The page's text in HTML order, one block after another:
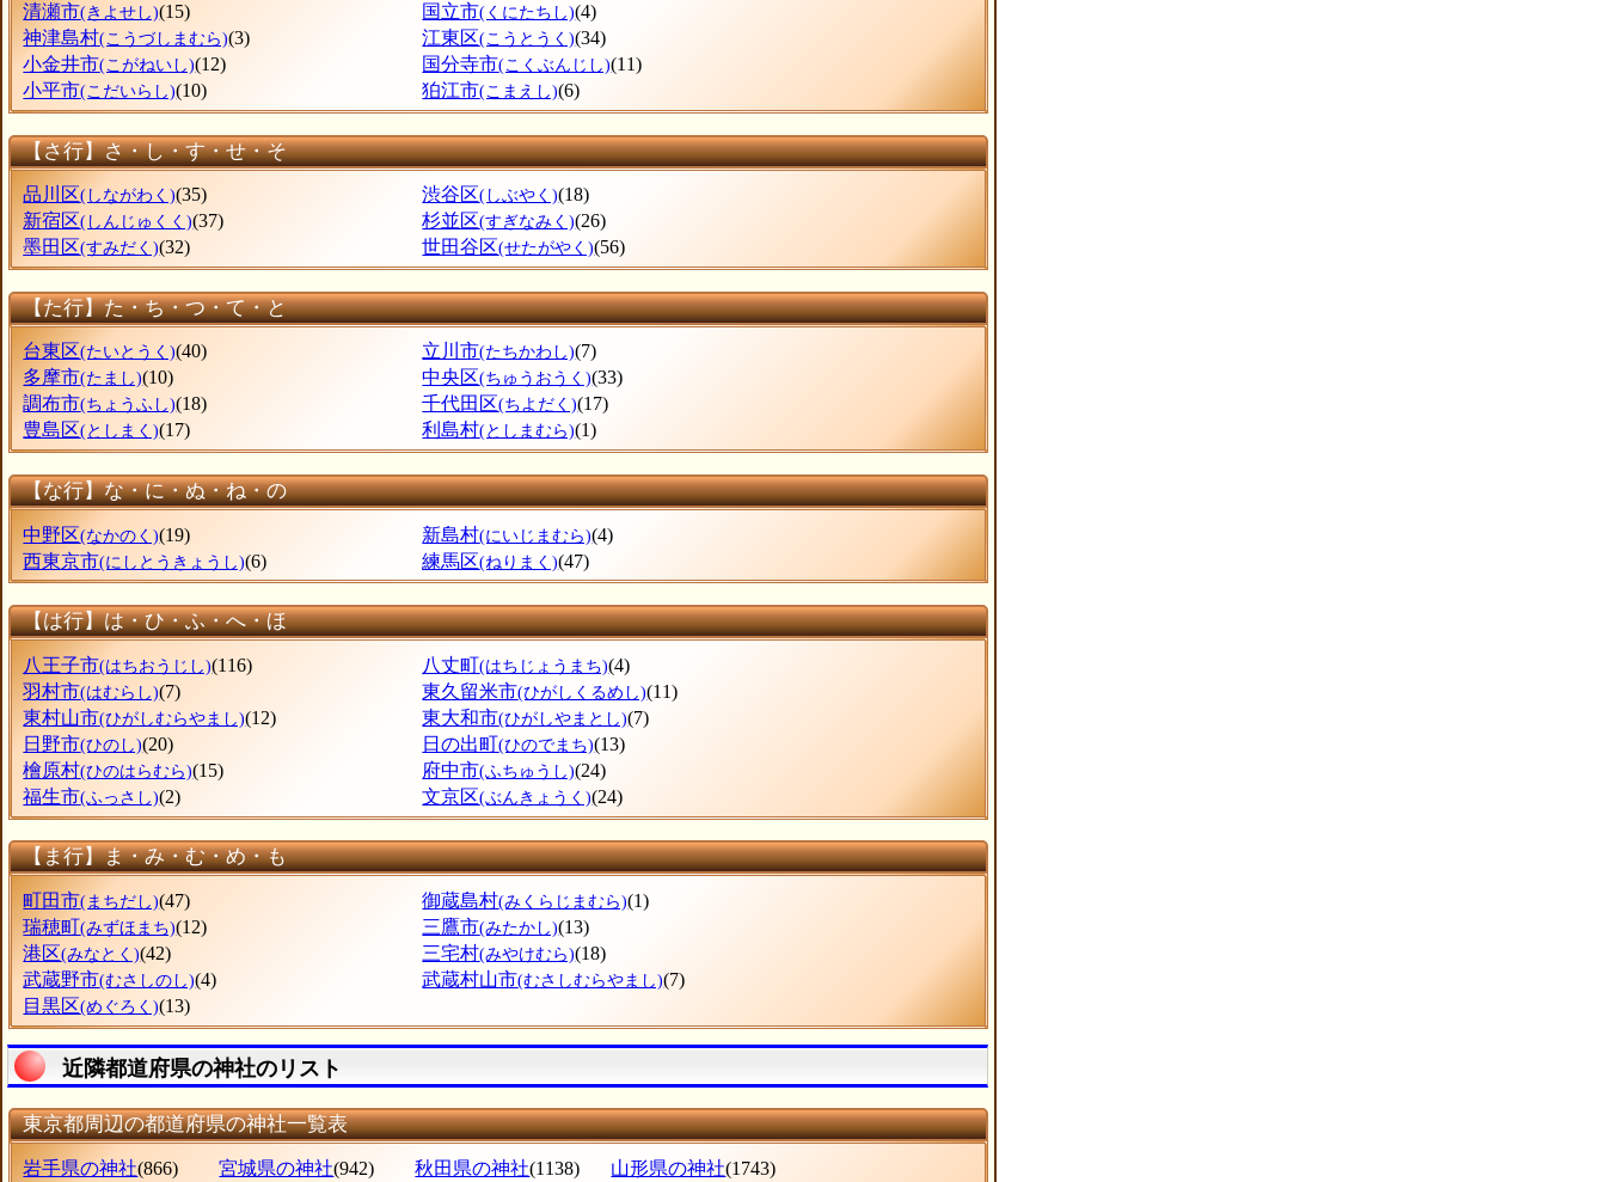
清瀬市(きよせし)(15) 国立市(くにたちし)(4)
神津島村(こうづしまむら)(3) 江東区(こうとうく)(34)
小金井市(こがねいし)(12) 国分寺市(こくぶんじし)(11)
小平市(こだいらし)(10) 狛江市(こまえし)(6)
【さ行】さ・し・す・せ・そ
品川区(しながわく)(35) 渋谷区(しぶやく)(18)
新宿区(しんじゅくく)(37) 杉並区(すぎなみく)(26)
墨田区(すみだく)(32) 世田谷区(せたがやく)(56)
【た行】た・ち・つ・て・と
台東区(たいとうく)(40) 立川市(たちかわし)(7)
多摩市(たまし)(10) 中央区(ちゅうおうく)(33)
調布市(ちょうふし)(18) 千代田区(ちよだく)(17)
豊島区(としまく)(17) 利島村(としまむら)(1)
【な行】な・に・ぬ・ね・の
中野区(なかのく)(19) 新島村(にいじまむら)(4)
西東京市(にしとうきょうし)(6) 練馬区(ねりまく)(47)
【は行】は・ひ・ふ・へ・ほ
八王子市(はちおうじし)(116) 八丈町(はちじょうまち)(4)
羽村市(はむらし)(7) 東久留米市(ひがしくるめし)(11)
東村山市(ひがしむらやまし)(12) 東大和市(ひがしやまとし)(7)
日野市(ひのし)(20) 日の出町(ひのでまち)(13)
檜原村(ひのはらむら)(15) 府中市(ふちゅうし)(24)
福生市(ふっさし)(2) 文京区(ぶんきょうく)(24)
【ま行】ま・み・む・め・も
町田市(まちだし)(47) 御蔵島村(みくらじまむら)(1)
瑞穂町(みずほまち)(12) 三鷹市(みたかし)(13)
港区(みなとく)(42) 三宅村(みやけむら)(18)
武蔵野市(むさしのし)(4) 武蔵村山市(むさしむらやまし)(7)
目黒区(めぐろく)(13)
近隣都道府県の神社のリスト
東京都周辺の都道府県の神社一覧表
岩手県の神社(866) 宮城県の神社(942) 秋田県の神社(1138) 山形県の神社(1743)